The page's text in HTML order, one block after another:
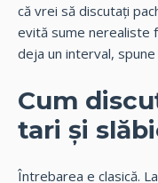
că vrei să discutați
evită sume nerealiste
deja un interval,
Cum
tari și
Întrebarea e clasică.